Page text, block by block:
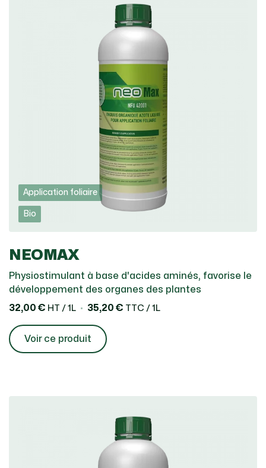
Application foliaire
Bio
NEOMAX
Physiostimulant à base d'acides aminés, favorise le
développement des organes des plantes
32,00 € HT / 1L 35,20 € TTC / 1L
Voir ce produit